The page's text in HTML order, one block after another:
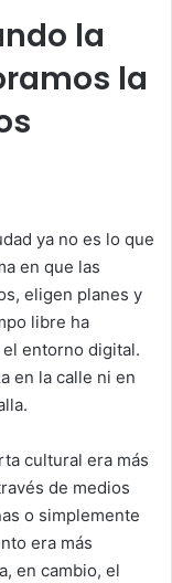
la
la
ya no es lo que
en que las
eligen planes y
libre ha
entorno digital.
en la calle ni en
cultural era más
de medios
o simplemente
era más
en cambio, el